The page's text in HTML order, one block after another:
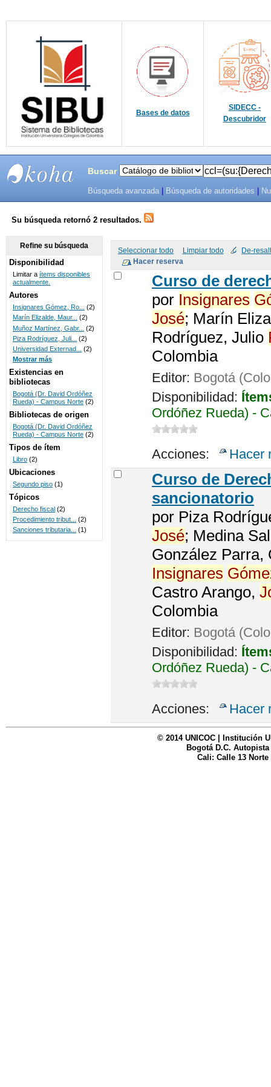
Bases de datos
SIDECC -
Descubridor
SISTEMAS
DE
BIBLIOTECAS
UNICOC
Buscar
Búsqueda avanzada Búsqueda de autoridades
Su búsqueda retornó 2 resultados.
Seleccionar todo Limpiar todo De-
Curso de
por Insignares
José; Marín
Rodríguez, Julio
Colombia
Editor: Bogotá
Disponibilidad:
Ordóñez Rueda) -
Acciones: Hacer
Curso de
sancionatorio
por Piza
José; Medina
González Parra,
Insignares
Castro Arango,
Colombia
Editor: Bogotá
Disponibilidad:
Ordóñez Rueda) -
Acciones: Hacer
Refine su búsqueda
Disponibilidad
Limitar a ítems disponibles
actualmente.
Autores
Insignares Gómez, Ro...
(2)
Marín Elizalde, Maur... (2)
Muñoz Martínez, Gabr...
(2)
Piza Rodríguez, Juli...
(2)
Universidad Externad...
(2)
Mostrar más
Existencias en
bibliotecas
Bogotá (Dr. David Ordóñez
Rueda) - Campus Norte (2)
Bibliotecas de origen
Bogotá (Dr. David Ordóñez
Rueda) - Campus Norte (2)
Tipos de ítem
Libro (2)
Ubicaciones
Segundo piso (1)
Tópicos
Derecho fiscal (2)
Procedimiento tribut...
(2)
Sanciones tributaria... (1)
© 2014 UNICOC | Institución
Bogotá D.C. Autopista
Cali: Calle 13 Norte